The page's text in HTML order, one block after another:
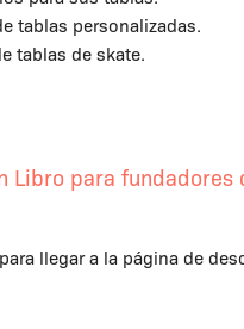
tablas personalizadas.
tablas de skate.
Libro para
llegar a la página de